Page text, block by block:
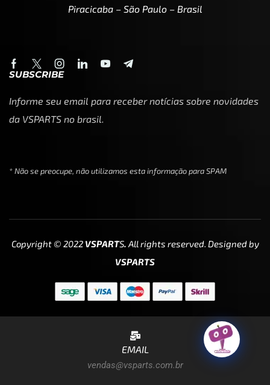
Piracicaba – São Paulo – Brasil
SUBSCRIBE
Informe seu email para receber notícias sobre novidades
da VSPARTS no brasil.
* Não se preocupe, não utilizamos esta informação para SPAM
Copyright © 2022 VSPARTS. All rights reserved. Designed by
VSPARTS
EMAIL
vendas@vsparts.com.br